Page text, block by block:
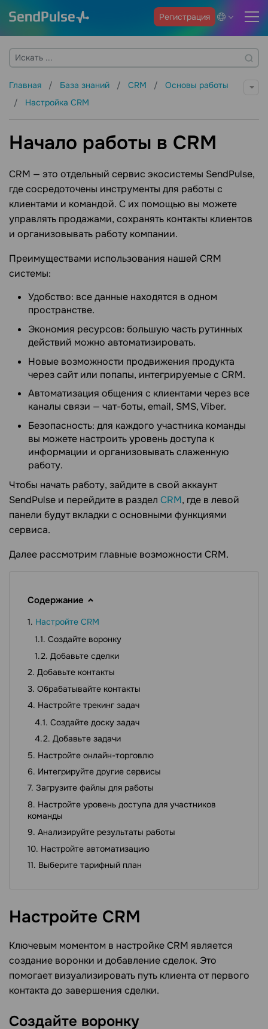
Регистрация
Главная База знаний CRM
Основы работы
Настройка CRM
Начало работы в CRM
CRM — это отдельный сервис экосистемы SendPulse,
где сосредоточены инструменты для работы с
клиентами и командой. С их помощью вы можете
управлять продажами, сохранять контакты клиентов
и организовывать работу компании.
Преимуществами использования нашей CRM
системы:
Удобство: все данные находятся в одном
пространстве.
Экономия ресурсов: большую часть рутинных
действий можно автоматизировать.
Новые возможности продвижения продукта
через сайт или попапы, интегрируемые с CRM.
Автоматизация общения с клиентами через все
каналы связи — чат-боты, email, SMS, Viber.
Безопасность: для каждого участника команды
вы можете настроить уровень доступа к
информации и организовывать слаженную
работу.
Чтобы начать работу, зайдите в свой аккаунт
SendPulse и перейдите в раздел CRM, где в левой
панели будут вкладки с основными функциями
сервиса.
Далее рассмотрим главные возможности CRM.
Содержание
Настройте CRM
Создайте воронку
Добавьте сделки
Добавьте контакты
Обрабатывайте контакты
Настройте трекинг задач
Создайте доску задач
Добавьте задачи
Настройте онлайн-торговлю
Интегрируйте другие сервисы
Загрузите файлы для работы
Настройте уровень доступа для участников
команды
Анализируйте результаты работы
Настройте автоматизацию
Выберите тарифный план
Настройте CRM
Ключевым моментом в настройке CRM является
создание воронки и добавление сделок. Это
помогает визуализировать путь клиента от первого
контакта до завершения сделки.
Создайте воронку